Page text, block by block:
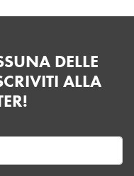
DELLE
ALLA